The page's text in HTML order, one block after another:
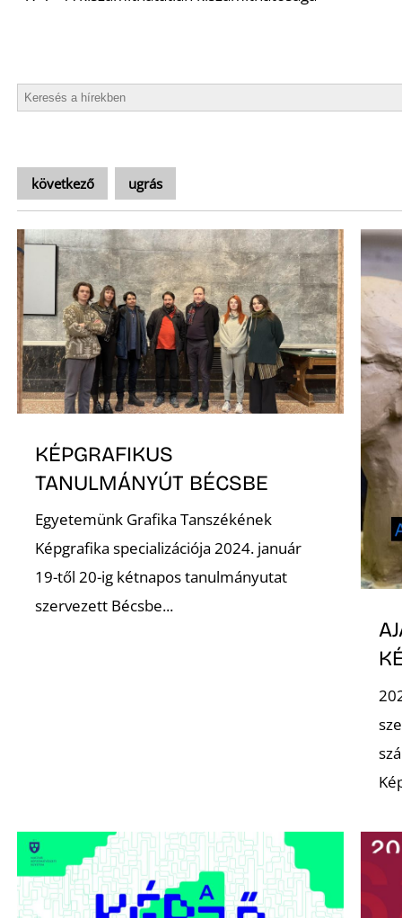
következő ugrás
KÉPGRAFIKUS
TANULMÁNYÚT BÉCSBE
Egyetemünk Grafika Tanszékének
Képgrafika specializációja 2024. január
19-től 20-ig kétnapos tanulmányutat
szervezett Bécsbe...